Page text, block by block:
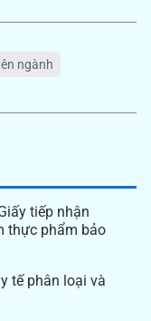
ngành
tiếp nhận
thực phẩm bảo
tế phân loại và